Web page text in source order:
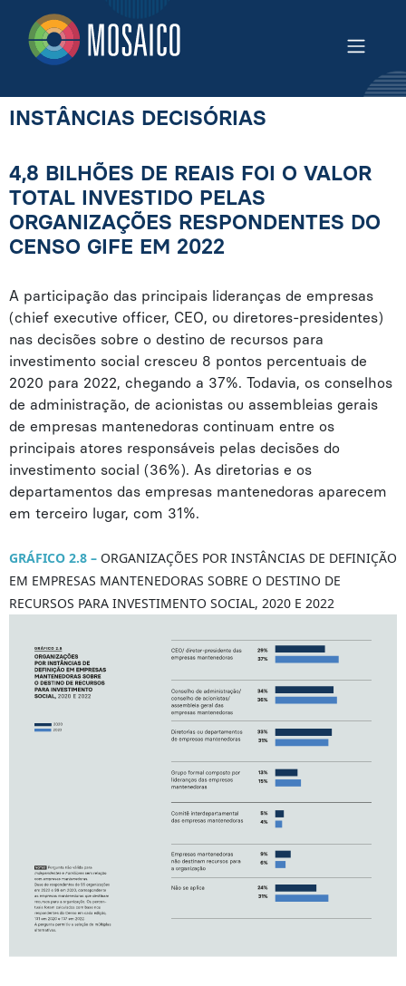
INSTÂNCIAS DECISÓRIAS
4,8 BILHÕES DE REAIS FOI O VALOR
TOTAL INVESTIDO PELAS
ORGANIZAÇÕES RESPONDENTES DO
CENSO GIFE EM 2022
A participação das principais lideranças de empresas
(chief executive officer, CEO, ou diretores-presidentes)
nas decisões sobre o destino de recursos para
investimento social cresceu 8 pontos percentuais de
2020 para 2022, chegando a 37%. Todavia, os conselhos
de administração, de acionistas ou assembleias gerais
de empresas mantenedoras continuam entre os
principais atores responsáveis pelas decisões do
investimento social (36%). As diretorias e os
departamentos das empresas mantenedoras aparecem
em terceiro lugar, com 31%.
GRÁFICO 2.8 – ORGANIZAÇÕES POR INSTÂNCIAS DE DEFINIÇÃO
EM EMPRESAS MANTENEDORAS SOBRE O DESTINO DE
RECURSOS PARA INVESTIMENTO SOCIAL, 2020 E 2022